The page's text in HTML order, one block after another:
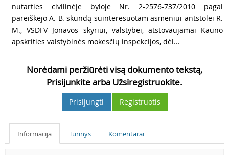
nutarties civilinėje byloje Nr. 2-2576-737/2010 pagal
pareiškėjo A. B. skundą suinteresuotam asmeniui antstolei R.
M., VSDFV Jonavos skyriui, valstybei, atstovaujamai Kauno
apskrities valstybinės mokesčių inspekcijos, dėl...
Norėdami peržiūrėti visą dokumento tekstą,
Prisijunkite arba Užsiregistruokite.
Prisijungti Registruotis
Informacija Turinys Komentarai